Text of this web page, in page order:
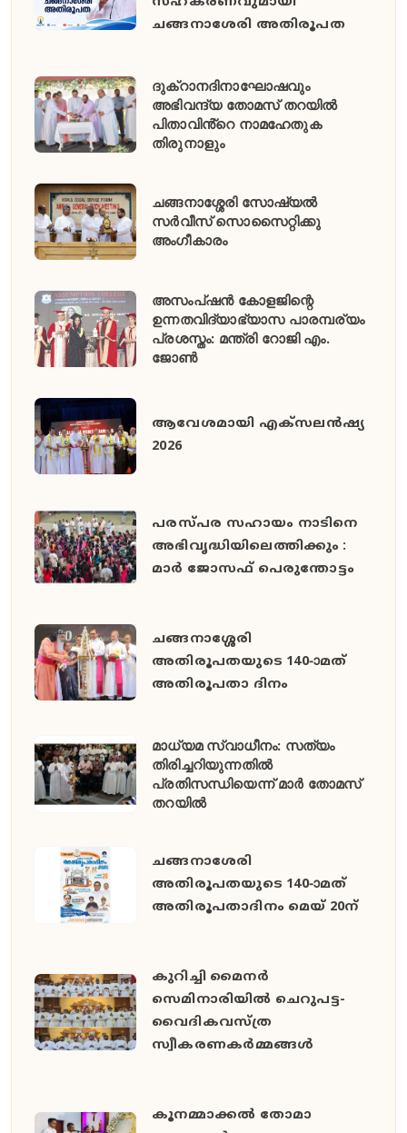
ചങ്ങനാശേരി അതിരൂപത
ദുക്റാനദിനാഘോഷവും
അഭിവന്ദ്യ തോമസ് തറയിൽ
പിതാവിൻ്റെ നാമഹേതുക
തിരുനാളും
ചങ്ങനാശ്ശേരി സോഷ്യൽ
സർവീസ് സൊസൈറ്റിക്കു
അംഗീകാരം
അസംപ്ഷൻ കോളജിന്റെ
ഉന്നതവിദ്യാഭ്യാസ പാരമ്പര്യം
പ്രശസ്തം: മന്ത്രി റോജി എം.
ജോൺ
ആവേശമായി എക്സലൻഷ്യ
2026
പരസ്പര സഹായം നാടിനെ
അഭിവൃദ്ധിയിലെത്തിക്കും :
മാർ ജോസഫ് പെരുന്തോട്ടം
ചങ്ങനാശ്ശേരി
അതിരൂപതയുടെ 140-ാമത്
അതിരൂപതാ ദിനം
മാധ്യമ സ്വാധീനം: സത്യം
തിരിച്ചറിയുന്നതിൽ
പ്രതിസന്ധിയെന്ന് മാർ തോമസ്
തറയിൽ
ചങ്ങനാശേരി
അതിരൂപതയുടെ 140-ാമത്
അതിരൂപതാദിനം മെയ് 20ന്
കുറിച്ചി മൈനർ
സെമിനാരിയിൽ ചെറുപട്ട-
വൈദികവസ്ത്ര
സ്വീകരണകർമ്മങ്ങൾ
കൂനമ്മാക്കൽ തോമാ